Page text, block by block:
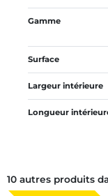
Gamme
Surface
Largeur intérieure
Longueur
10 autres produits